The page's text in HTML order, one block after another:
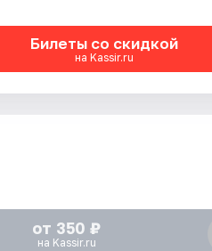
Билеты со скидкой
на Kassir.ru
от 350 ₽
на Kassir.ru